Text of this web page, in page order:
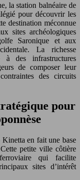
la station balnéaire de
pour découvrir les
destination méconnue
sites archéologiques
Saronique et aux
La richesse
à des infrastructures
de composer leur
des circuits
pour
en fait une base
petite ville côtière
qui facilite
sites d’intérêt